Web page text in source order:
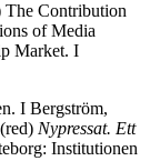
The Contribution
of Media
Market. I
I Bergström,
Nypressat. Ett
Institutionen